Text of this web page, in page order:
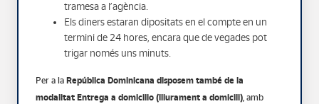
tramesa a l’agència.
Els diners estaran dipositats en el compte en un
termini de 24 hores, encara que de vegades pot
trigar només uns minuts.
Per a la República Dominicana disposem també de la
modalitat Entrega a domicilio (lliurament a domicili), amb